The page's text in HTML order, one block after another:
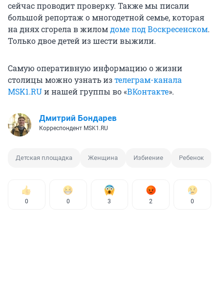
сейчас проводит проверку. Также мы писали
большой репортаж о многодетной семье, которая
на днях сгорела в жиломдоме под Воскресенском.
Только двое детей из шести выжили.
Самую оперативную информацию о жизни
столицы можно узнать изтелеграм-канала
MSK1.RUи нашей группы во «ВКонтакте».
Дмитрий Бондарев
Корреспондент MSK1.RU
Детская площадка Женщина Избиение Ребенок
0 0 3 2 0